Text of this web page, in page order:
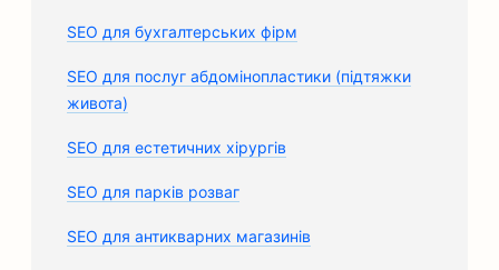
SEO для бухгалтерських фірм
SEO для послуг абдомінопластики (підтяжки
живота)
SEO для естетичних хірургів
SEO для парків розваг
SEO для антикварних магазинів